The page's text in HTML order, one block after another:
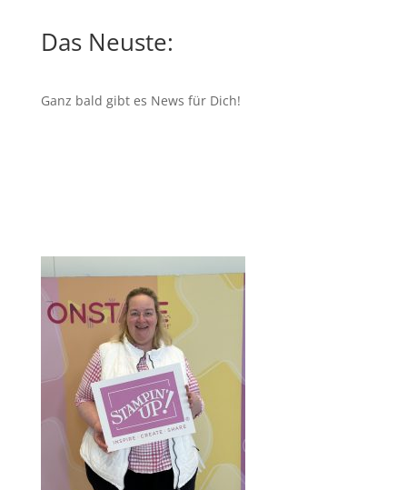
Das Neuste:
Ganz bald gibt es News für Dich!